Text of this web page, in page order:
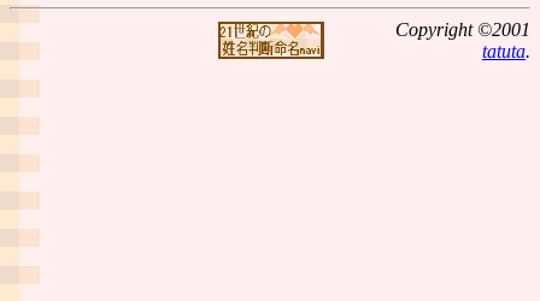
Copyright ©2001
tatuta.